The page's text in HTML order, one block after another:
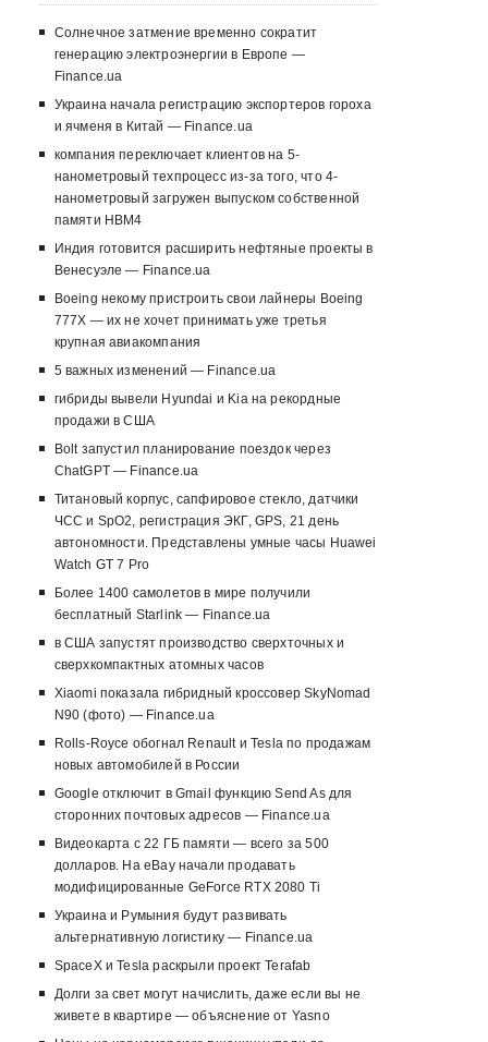
Солнечное затмение временно сократит
генерацию электроэнергии в Европе —
Finance.ua
Украина начала регистрацию экспортеров гороха
и ячменя в Китай — Finance.ua
компания переключает клиентов на 5-
нанометровый техпроцесс из-за того, что 4-
нанометровый загружен выпуском собственной
памяти HBM4
Индия готовится расширить нефтяные проекты в
Венесуэле — Finance.ua
Boeing некому пристроить свои лайнеры Boeing
777X — их не хочет принимать уже третья
крупная авиакомпания
5 важных изменений — Finance.ua
гибриды вывели Hyundai и Kia на рекордные
продажи в США
Bolt запустил планирование поездок через
ChatGPT — Finance.ua
Титановый корпус, сапфировое стекло, датчики
ЧСС и SpO2, регистрация ЭКГ, GPS, 21 день
автономности. Представлены умные часы Huawei
Watch GT 7 Pro
Более 1400 самолетов в мире получили
бесплатный Starlink — Finance.ua
в США запустят производство сверхточных и
сверхкомпактных атомных часов
Xiaomi показала гибридный кроссовер SkyNomad
N90 (фото) — Finance.ua
Rolls-Royce обогнал Renault и Tesla по продажам
новых автомобилей в России
Google отключит в Gmail функцию Send As для
сторонних почтовых адресов — Finance.ua
Видеокарта с 22 ГБ памяти — всего за 500
долларов. На eBay начали продавать
модифицированные GeForce RTX 2080 Ti
Украина и Румыния будут развивать
альтернативную логистику — Finance.ua
SpaceX и Tesla раскрыли проект Terafab
Долги за свет могут начислить, даже если вы не
живете в квартире — объяснение от Yasno